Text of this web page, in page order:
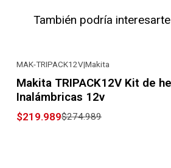
También podría
MAK-TRIPACK12V|Makita
Makita TRIPACK12V Kit de
Inalámbricas 12v
$219.989$274.989